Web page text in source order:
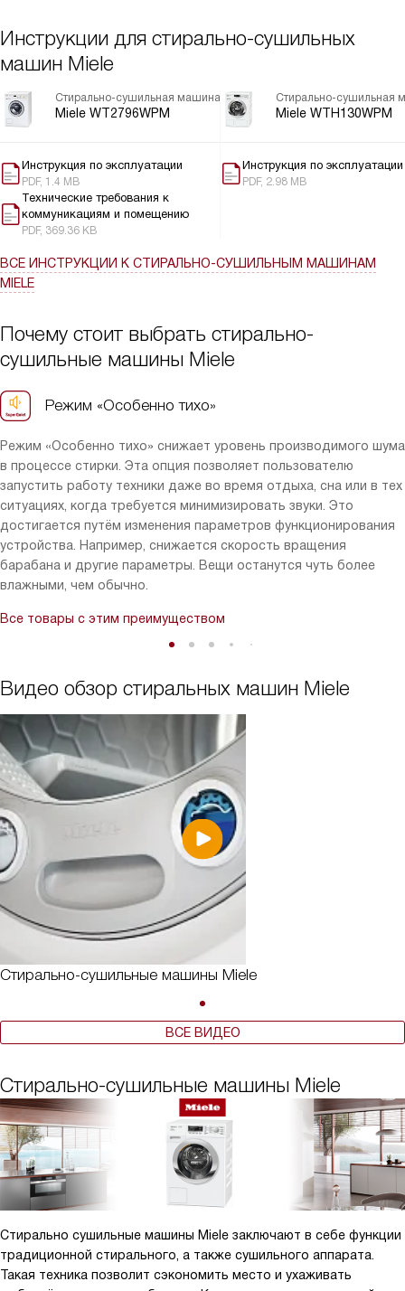
PowerWash 2.0 и опцией «Пятна» — вещи вышли чистыми и без
запаха, сохранился цвет. Другая ситуация: неожиданно гостям
понадобились свежие полотенца. Запустила комбинированный
успела накрыть стол. Удобно, что можно выбрать уровень
остаточной влажности — для шкафных полотенец и для
структурой аккуратно обращается с вещами, а режимы для
деликатных тканей вселяют уверенность при стирке шелка и
шерсти. Есть быстрые программы для срочных случаев, а
также экологичные опции для экономии ресурсов.
времени.
Инструкции для стирально-сушильных
машин Miele
Стирально-сушильная машина
Miele WT2796WPM
Инструкция по эксплуатации
PDF, 1.4 MB
Технические требования к
коммуникациям и помещению
PDF, 369.36 KB
Стирально-сушильная
Miele WTH130WPM
Инструкция по эксплуатации
PDF, 2.98 MB
ВСЕ ИНСТРУКЦИИ К СТИРАЛЬНО-СУШИЛЬНЫМ МАШИНАМ
MIELE
Почему стоит выбрать стирально-
сушильные машины Miele
Режим «Особенно тихо»
Режим «Особенно тихо» снижает уровень производимого шума
в процессе стирки. Эта опция позволяет пользователю
запустить работу техники даже во время отдыха, сна или в тех
ситуациях, когда требуется минимизировать звуки. Это
достигается путём изменения параметров функционирования
устройства. Например, снижается скорость вращения
барабана и другие параметры. Вещи останутся чуть более
влажными, чем обычно.
Все товары с этим преимуществом
Видео обзор стиральных машин Miele
Стирально-сушильные машины Miele
ВСЕ ВИДЕО
Стирально-сушильные машины Miele
Стирально сушильные машины Miele заключают в себе функции
традиционной стирального, а также сушильного аппарата.
Такая техника позволит сэкономить место и ухаживать